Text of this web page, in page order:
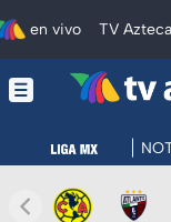
en vivo TV Azteca